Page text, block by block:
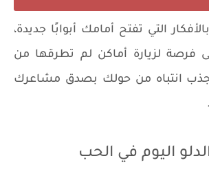
التي تفتح أمامك أبوابًا جديدة،
فرصة لزيارة أماكن لم تطرقها من
انتباه من حولك بصدق مشاعرك
اليوم في الحب